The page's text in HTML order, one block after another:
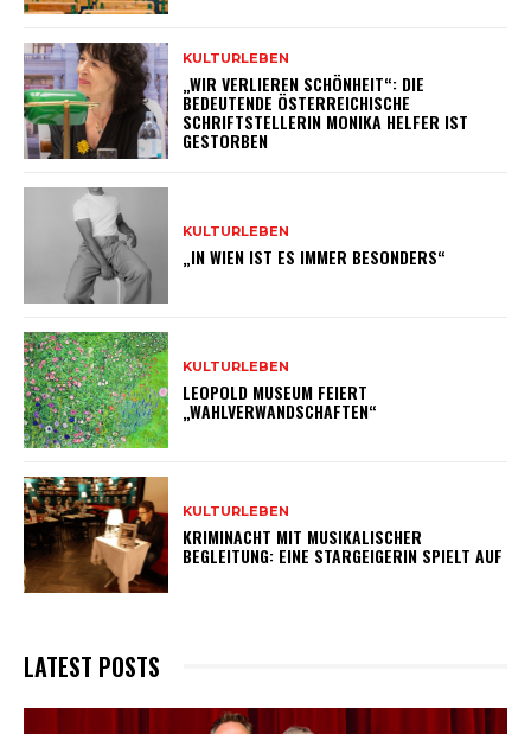
KULTURLEBEN
„WIR VERLIEREN SCHÖNHEIT“: DIE
BEDEUTENDE ÖSTERREICHISCHE
SCHRIFTSTELLERIN MONIKA HELFER IST
GESTORBEN
KULTURLEBEN
„IN WIEN IST ES IMMER BESONDERS“
KULTURLEBEN
LEOPOLD MUSEUM FEIERT
„WAHLVERWANDSCHAFTEN“
KULTURLEBEN
KRIMINACHT MIT MUSIKALISCHER
BEGLEITUNG: EINE STARGEIGERIN SPIELT AUF
LATEST POSTS